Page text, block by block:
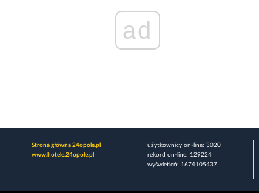
ad
Strona główna 24opole.pl
www.hotele.24opole.pl
użytkownicy on-line: 3020
rekord on-line: 129224
wyświetleń: 1674105437